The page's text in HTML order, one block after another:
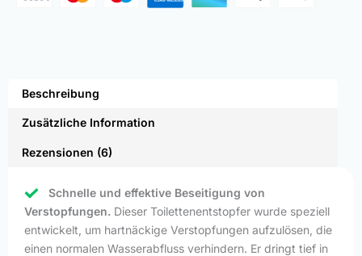
Beschreibung
Zusätzliche Information
Rezensionen (6)
Schnelle und effektive Beseitigung von
Verstopfungen. Dieser Toilettenentstopfer wurde speziell
entwickelt, um hartnäckige Verstopfungen aufzulösen, die
einen normalen Wasserabfluss verhindern. Er dringt tief in